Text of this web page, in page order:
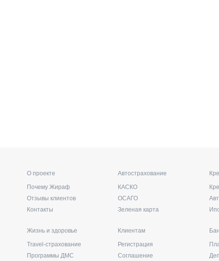
О проекте
Почему Жираф
Отзывы клиентов
Контакты
Автострахование
КАСКО
ОСАГО
Зеленая карта
Жизнь и здоровье
Travel-страхование
Программы ДМС
Клиентам
Регистрация
Соглашение